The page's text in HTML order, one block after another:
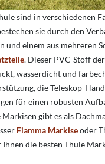
sind in verschiedenen
sie durch den
und einem aus mehreren
. Dieser PVC-Stoff der
wasserdicht und
die Teleskop-
für einen robusten
gibt es als
Fiamma Markiseoder
die besten Thule